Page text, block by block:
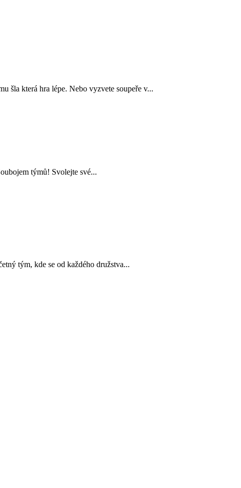
šla která hra lépe. Nebo vyzvete soupeře v...
týmů! Svolejte své...
tým, kde se od každého družstva...